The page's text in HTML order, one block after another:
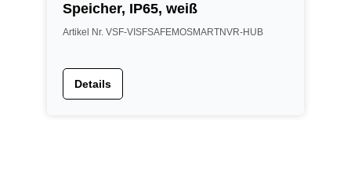
Speicher, IP65, weiß
Artikel Nr. VSF-VISFSAFEMOSMARTNVR-HUB
Details